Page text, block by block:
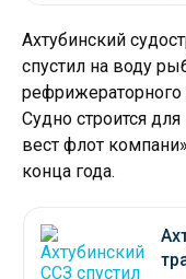
Ахтубинский
спустил на воду
рефрижераторного
Судно строится
вест флот
конца года.